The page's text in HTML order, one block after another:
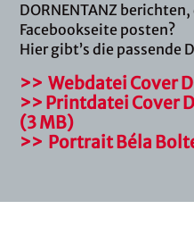
DORNENTANZ
Facebookseite posten?
Hier gibt’s die passende
>> Webdatei Cover
>> Printdatei Cover
(3 MB)
>> Portrait Béla